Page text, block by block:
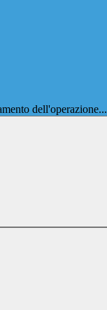
dell'operazione...